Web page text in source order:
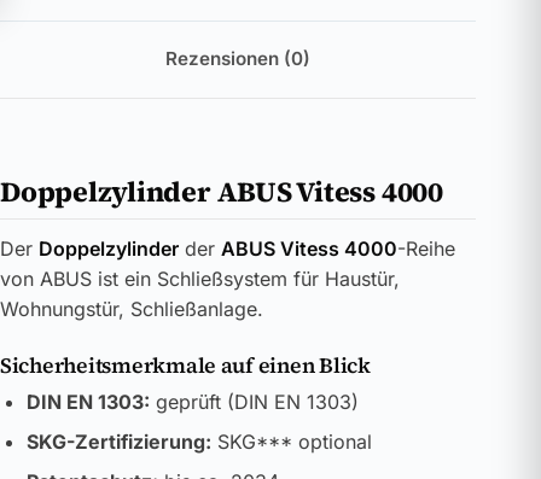
Rezensionen (0)
Doppelzylinder ABUS Vitess 4000
Der Doppelzylinder der ABUS Vitess 4000-Reihe
von ABUS ist ein Schließsystem für Haustür,
Wohnungstür, Schließanlage.
Sicherheitsmerkmale auf einen Blick
DIN EN 1303: geprüft (DIN EN 1303)
SKG-Zertifizierung: SKG*** optional